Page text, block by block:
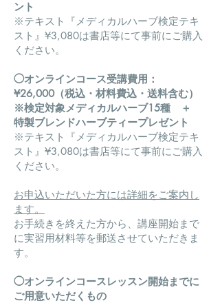
ント
※テキスト『メディカルハーブ検定テキ
スト』¥3,080は書店等にて事前にご購入
ください。
◯オンラインコース受講費用：
¥26,000（税込・材料費込・送料含む）
※検定対象メディカルハーブ15種 ＋
特製ブレンドハーブティープレゼント
※テキスト『メディカルハーブ検定テキ
スト』¥3,080は書店等にて事前にご購入
ください。
お申込いただいた方には詳細をご案内し
ます。
お手続きを終えた方から、講座開始まで
に実習用材料等を郵送させていただきま
す。
◯オンラインコースレッスン開始までに
ご用意いただくもの